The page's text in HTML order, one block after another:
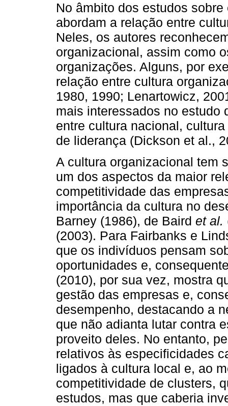
No âmbito dos estudos
abordam a relação entre
Neles, os autores
organizacional, assim como
organizações. Alguns, por
relação entre cultura
1980, 1990; Lenartowicz,
mais interessados no estudo
entre cultura nacional,
de liderança (Dickson et al.,
A cultura organizacional tem
um dos aspectos da maior
competitividade das
importância da cultura no
Barney (1986), de Baird et al.
(2003). Para Fairbanks e
que os indivíduos pensam
oportunidades e,
(2010), por sua vez, mostra
gestão das empresas e,
desempenho, destacando a
que não adianta lutar contra
proveito deles. No entanto,
relativos às especificidades
ligados à cultura local e, ao
competitividade de clusters,
estudos, mas que caberia